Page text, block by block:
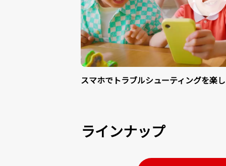
スマホでトラブルシューティングを楽
ラインナップ